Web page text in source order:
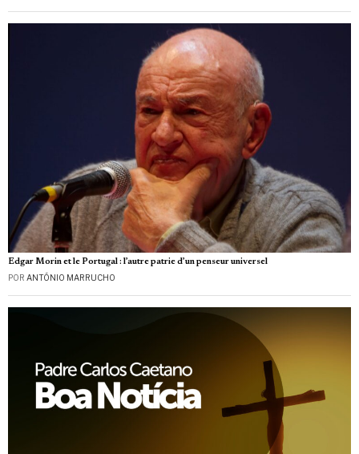
Edgar Morin et le Portugal : l’autre patrie d’un penseur universel
POR ANTÓNIO MARRUCHO